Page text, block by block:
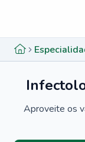
Aproveite os